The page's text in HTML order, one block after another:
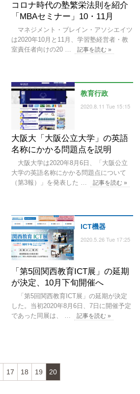
コロナ時代の塾繁栄法則を紹介
「MBAセミナー」10・11月
マネジメント・ブレイン・アソシエイツ
は2020年10月と11月、学習塾経営者・教
室責任者向けの20 …
記事を読む »
教育行政
2020.8.11 Tue 15:15
大阪大「大阪公立大学」の英語
名称にかかる問題点を説明
大阪大学は2020年8月6日、「大阪公立
大学の英語名称にかかる問題点について
（第3報）」を発表した …
記事を読む »
ICT機器
2020.5.26 Tue 17:25
「第5回関西教育ICT展」の延期
が決定、10月下旬開催へ
「第5回関西教育ICT展」の延期が決定
した。当初2020年8月6日、7日に開催予定
であった同展は、 …
記事を読む »
17 18 19 20